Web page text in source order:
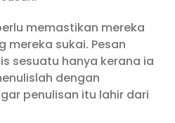
memastikan mereka
mereka sukai. Pesan
sesuatu hanya kerana ia
dengan
penulisan itu lahir dari